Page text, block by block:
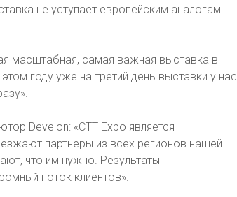
не уступает европейским аналогам.
масштабная, самая важная выставка в
году уже на третий день выставки у нас
Develon: «СТТ Expo является
партнеры из всех регионов нашей
что им нужно. Результаты
поток клиентов».